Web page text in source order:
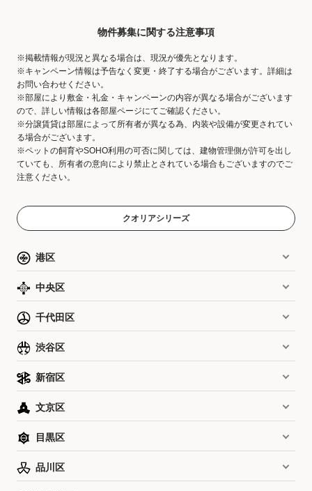
物件募集に関する注意事項
※掲載情報が現況と異なる場合は、現況が優先となります。
※キャンペーン情報は予告なく変更・終了する場合がございます。詳細は
お問い合わせください。
※部屋により敷金・礼金・キャンペーンの内容が異なる場合がございます
ので、詳しい情報は各部屋ページにてご確認ください。
※分譲賃貸は部屋によって所有者が異なる為、内装や設備が変更されてい
る場合がございます。
※ペットの飼育やSOHO利用の可否に関しては、建物管理側が許可を出し
ていても、所有者の意向により禁止とされている場合もございますのでご
注意ください。
クオリアシリーズ
港区
中央区
千代田区
渋谷区
新宿区
文京区
目黒区
品川区